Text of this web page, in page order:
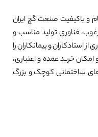
و باکیفیت صنعت گچ ایران
فناوری تولید مناسب و
استادکاران و پیمانکاران را
خرید عمده و اعتباری،
ساختمانی کوچک و بزرگ